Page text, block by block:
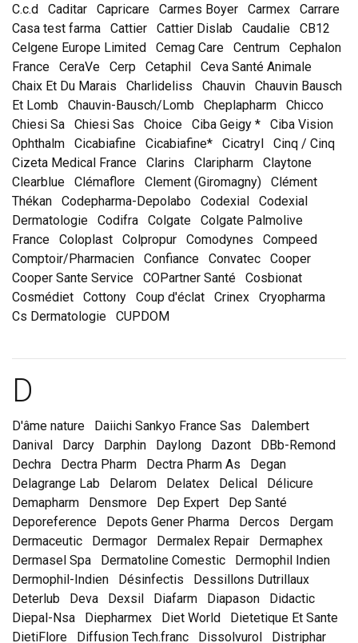
C.c.d Caditar Capricare Carmes Boyer Carmex
Carrare
Casa test farma
Cattier Cattier Dislab Caudalie
CB12
Celgene Europe Limited
Cemag Care Centrum
Cephalon
France
CeraVe Cerp Cetaphil
Ceva Santé Animale
Chaix Et Du Marais
Charlideliss Chauvin
Chauvin Bausch
Et Lomb
Chauvin-Bausch/Lomb Cheplapharm
Chicco
Chiesi Sa
Chiesi Sas Choice Ciba Geigy *
Ciba Vision
Ophthalm
Cicabiafine Cicabiafine* Cicatryl
Cinq / Cinq
Cizeta Medical France
Clarins Claripharm
Claytone
Clearblue
Clémaflore Clement (Giromagny)
Clément
Thékan
Codepharma-Depolabo Codexial
Codexial
Dermatologie
Codifra Colgate
Colgate Palmolive
France
Coloplast Colpropur Comodynes
Compeed
Comptoir/Pharmacien
Confiance Convatec
Cooper
Cooper Sante Service
COPartner Santé
Cosbionat
Cosmédiet
Cottony Coup d'éclat Crinex
Cryopharma
Cs Dermatologie
CUPDOM
Marques et
D
D'âme nature Daiichi Sankyo France Sas
Dalembert
Danival
Darcy Darphin Daylong Dazont
DBb-Remond
Dechra
Dectra Pharm Dectra Pharm As
Degan
Delagrange Lab
Delarom Delatex Delical
Délicure
Demapharm
Densmore Dep Expert
Dep Santé
Deporeference
Depots Gener Pharma Dercos
Dergam
Dermaceutic
Dermagor Dermalex Repair
Dermaphex
Dermasel Spa
Dermatoline Comestic
Dermophil Indien
Dermophil-Indien
Désinfectis
Dessillons Dutrillaux
Deterlub
Deva Dexsil Diafarm Diapason
Didactic
Diepal-Nsa
Diepharmex Diet World
Dietetique Et Sante
DietiFlore
Diffusion Tech.franc Dissolvurol Distriphar